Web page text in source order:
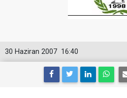
16:40
30 Haziran 2007